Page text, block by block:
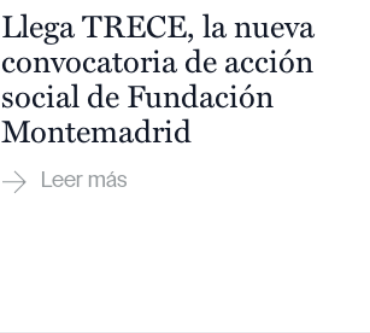
Llega TRECE, la nueva
convocatoria de acción
social de Fundación
Montemadrid